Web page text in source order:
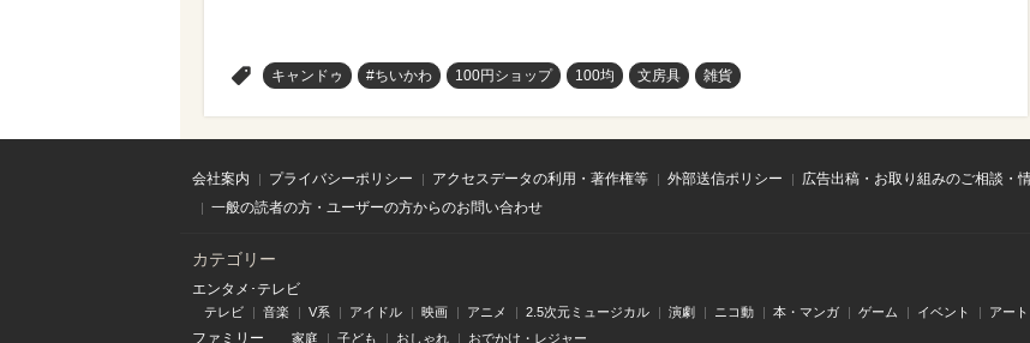
キャンドゥ #ちいかわ 100円ショップ 100均 文房具 雑貨
会社案内 プライバシーポリシー アクセスデータの利用・著作権等 外部送信ポリシー
広告出稿・お取り組みのご相談・
一般の読者の方・ユーザーの方からのお問い合わせ
カテゴリー
エンタメ･テレビ
テレビ 音楽 V系 アイドル 映画 アニメ 2.5次元ミュージカル 演劇 ニコ動 本・マンガ ゲーム イベント アート
ファミリー 家庭 子ども おしゃれ おでかけ・レジャー